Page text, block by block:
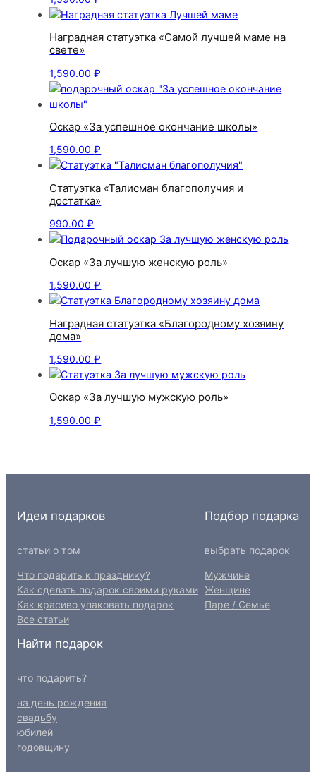
Наградная статуэтка «Самой лучшей маме на
свете»
1,590.00₽
Оскар «За успешное окончание школы»
1,590.00₽
Статуэтка «Талисман благополучия и
достатка»
990.00₽
Оскар «За лучшую женскую роль»
1,590.00₽
Наградная статуэтка «Благородному хозяину
дома»
1,590.00₽
Оскар «За лучшую мужскую роль»
1,590.00₽
Идеи подарков
статьи о том
Что подарить к празднику?
Как сделать подарок своими руками
Как красиво упаковать подарок
Все статьи
Подбор подарка
выбрать подарок
Мужчине
Женщине
Паре / Семье
Найти подарок
что подарить?
на день рождения
свадьбу
юбилей
годовщину